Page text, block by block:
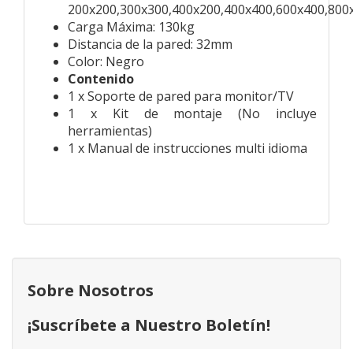
Carga Máxima: 130kg
Distancia de la pared: 32mm
Color: Negro
Contenido
1 x Soporte de pared para monitor/TV
1 x Kit de montaje (No incluye
herramientas)
1 x Manual de instrucciones multi idioma
Sobre Nosotros
¡Suscríbete a Nuestro Boletín!